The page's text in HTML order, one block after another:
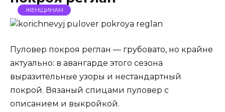
ЖЕНЩИНАМ
Пуловер покроя реглан — грубовато, но крайне
актуально: в авангарде этого сезона
выразительные узоры и нестандартный
покрой. Вязаный спицами пуловер с
описанием и выкройкой.